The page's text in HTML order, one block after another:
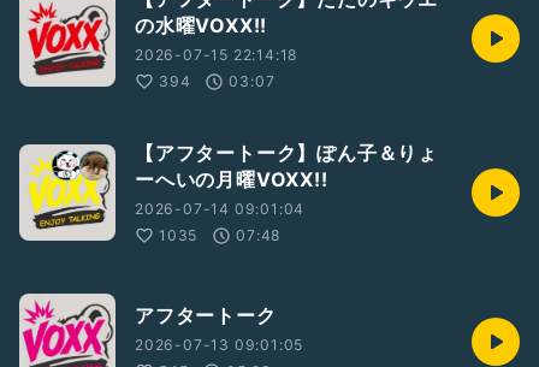
の水曜VOXX!!
2026-07-15 22:14:18
394
03:07
【アフタートーク】ぽん子＆りょ
ーへいの月曜VOXX!!
2026-07-14 09:01:04
1035
07:48
アフタートーク
2026-07-13 09:01:05